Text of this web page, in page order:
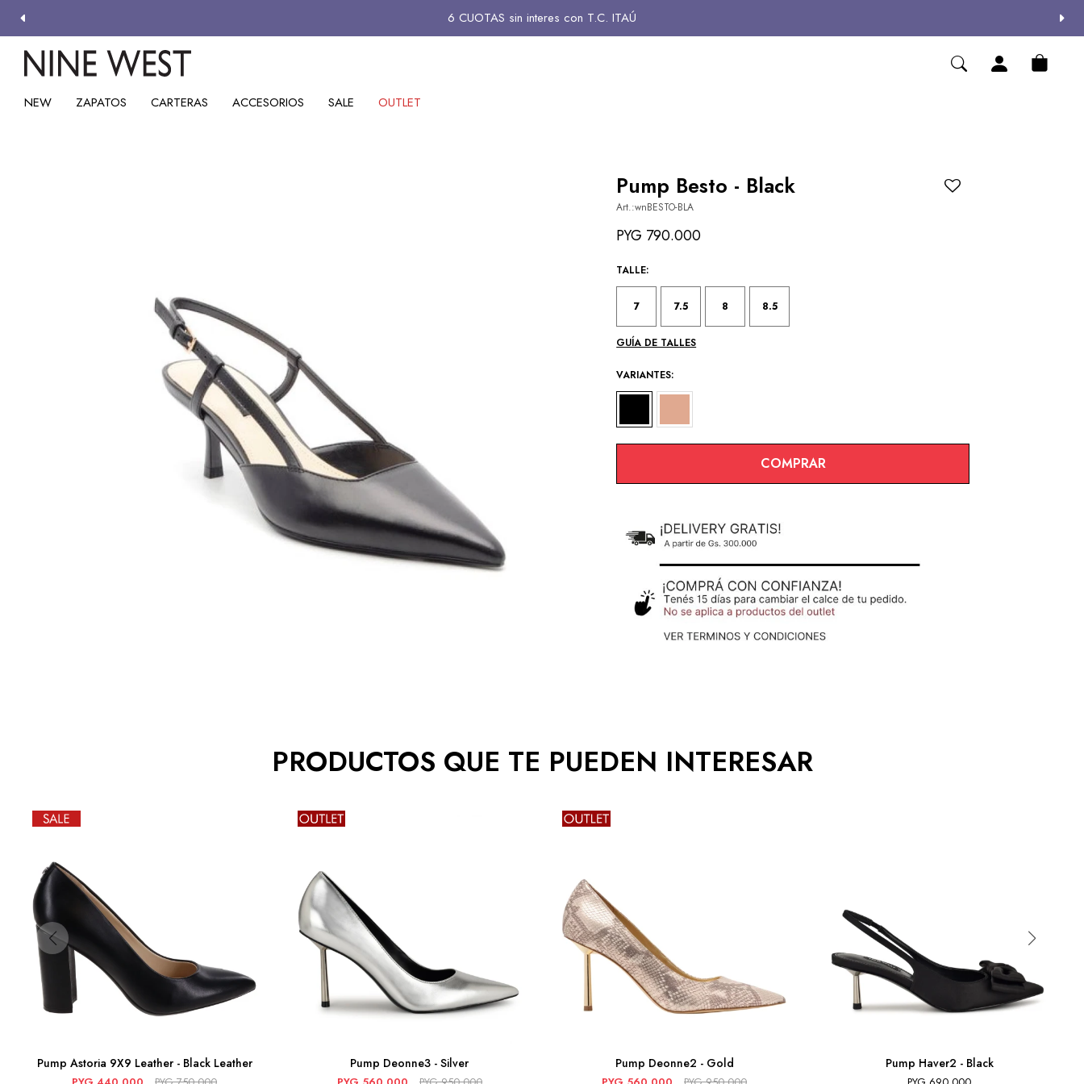
6 CUOTAS sin interes con T.C. ITAÚ
NEW ZAPATOS CARTERAS ACCESORIOS SALE OUTLET
Pump Besto - Black
wnBESTO-BLA
PYG 790.000
TALLE:
7 7.5 8 8.5
GUÍA DE TALLES
VARIANTES:
COMPRAR
PRODUCTOS QUE TE PUEDEN INTERESAR
Pump Astoria 9X9 Leather - Black Leather Pump Deonne3 - Silver Pump Deonne2 - Gold Pump Haver2 - Black